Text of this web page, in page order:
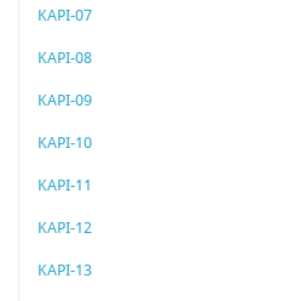
KAPI-07
KAPI-08
KAPI-09
KAPI-10
KAPI-11
KAPI-12
KAPI-13